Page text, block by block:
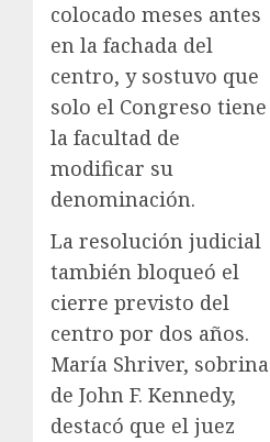
colocado meses antes
en la fachada del
centro, y sostuvo que
solo el Congreso tiene
la facultad de
modificar su
denominación.
La resolución judicial
también bloqueó el
cierre previsto del
centro por dos años.
María Shriver, sobrina
de John F. Kennedy,
destacó que el juez